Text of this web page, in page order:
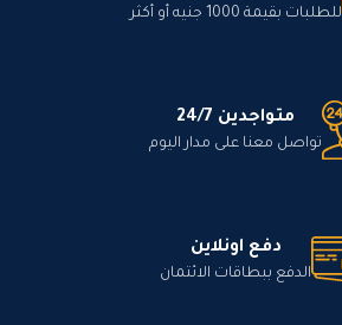
للطلبات بقيمة 1000 جنيه أو أكثر
متواجدين 24/7
تواصل معنا على مدار اليوم
دفع اونلاين
الدفع ببطاقات الائتمان